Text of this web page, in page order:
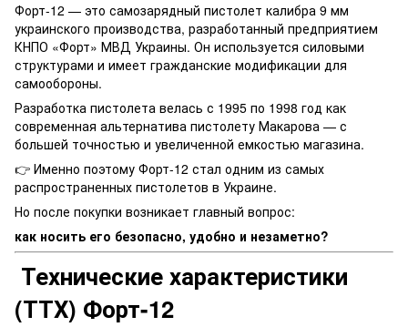
Форт-12 — это самозарядный пистолет калибра 9 мм
украинского производства, разработанный предприятием
КНПО «Форт» МВД Украины. Он используется силовыми
структурами и имеет гражданские модификации для
самообороны.
Разработка пистолета велась с 1995 по 1998 год как
современная альтернатива пистолету Макарова — с
большей точностью и увеличенной емкостью магазина.
👉 Именно поэтому Форт-12 стал одним из самых
распространенных пистолетов в Украине.
Но после покупки возникает главный вопрос:
как носить его безопасно, удобно и незаметно?
Технические характеристики
(ТТХ) Форт-12